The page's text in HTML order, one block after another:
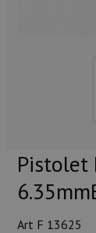
Pistolet
Art F 13625